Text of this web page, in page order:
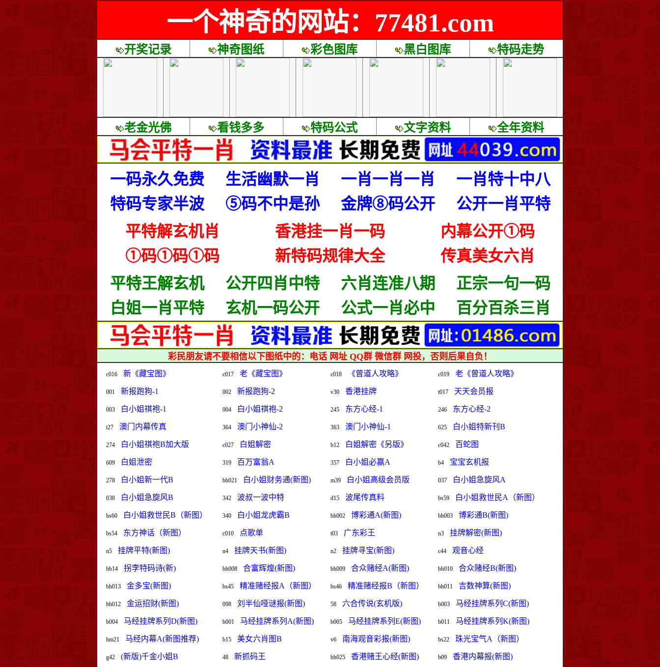
一个神奇的网站：77481.com
开奖记录 神奇图纸 彩色图库 黑白图库 特码走势
老金光佛 看钱多多 特码公式 文字资料 全年资料
一码永久免费 生活幽默一肖 一肖一肖一肖
一肖特十中八
特码专家半波
⑤码不中是孙 金牌⑧码公开
公开一肖平特
平特解玄机肖
香港挂一肖一码
内幕公开①码
①码①码①码
新特码规律大全
传真美女六肖
平特王解玄机
公开四肖中特 六肖连准八期
正宗一句一码
白姐一肖平特
玄机一码公开 公式一肖必中 百分百杀三肖
彩民朋友请不要相信以下图纸中的：电话 网址 QQ群 微信群 网投，否则后果自负！
c016 新《藏宝图》 c017 老《藏宝图》 c018 《曾道人攻略》 c019 老《曾道人攻略》
001 新报跑狗-1 002 新报跑狗-2 v30 香港挂牌 t017 天天会员报
003 白小姐祺袍-1 004 白小姐祺袍-2 245 东方心经-1 246 东方心经-2
t27 澳门内幕传真 364 澳门小神仙-2 363 澳门小神仙-1 625 白小姐特新刊B
274 白小姐祺袍B加大版 c027 白姐解密 b12 白姐解密《另版》 c042 百蛇图
609 白姐泄密 319 百万富翁A 357 白小姐必赢A b4 宝宝玄机报
278 白小姐新一代B bh021 白小姐财务通(新图) m39 白小姐高级会员版 037 白小姐急旋风A
038 白小姐急旋风B 342 波叔一波中特 d15 波尾传真料 bs59 白小姐救世民A（新图）
bs60 白小姐救世民B（新图） 340 白小姐龙虎霸B bh002 博彩通A(新图) bh003 博彩通B(新图)
bs54 东方神话（新图） c010 点歌单 t03 广东彩王 n3 挂牌解密(新图)
n5 挂牌平特(新图) n4 挂牌天书(新图) n2 挂牌寻宝(新图) c44 观音心经
bb14 拐李特码诗(新) bh008 合富辉煌(新图) bh009 合众赌经A(新图) bh010 合众赌经B(新图)
bh013 金多宝(新图) bs45 精准赌经报A（新图） bs46 精准赌经报B（新图） bh011 吉数神算(新图)
bh012 金运招财(新图) 098 刘半仙哑谜报(新图) 58 六合传说(玄机版) b003 马经挂牌系列C(新图)
b004 马经挂牌系列D(新图) b001 马经挂牌系列A(新图) b005 马经挂牌系列E(新图) b011 马经挂牌系列K(新图)
hm21 马经内幕A(新图推荐) b15 美女六肖图B v6 南海观音彩报(新图) bs22 珠光宝气A（新图）
g42 (新版)千金小姐B 48 新抓码王 bh025 香港赌王心经(新图) b09 香港内幕报(新图)